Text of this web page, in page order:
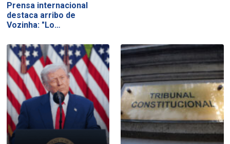
Prensa internacional
destaca arribo de
Vozinha: "Lo…